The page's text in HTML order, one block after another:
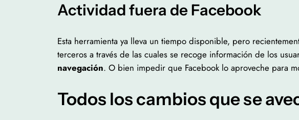
Actividad fuera de Facebook
Esta herramienta ya lleva un tiempo disponible, pero
terceros a través de las cuales se recoge información de los
navegación. O bien impedir que Facebook lo aproveche para
Todos los cambios que se